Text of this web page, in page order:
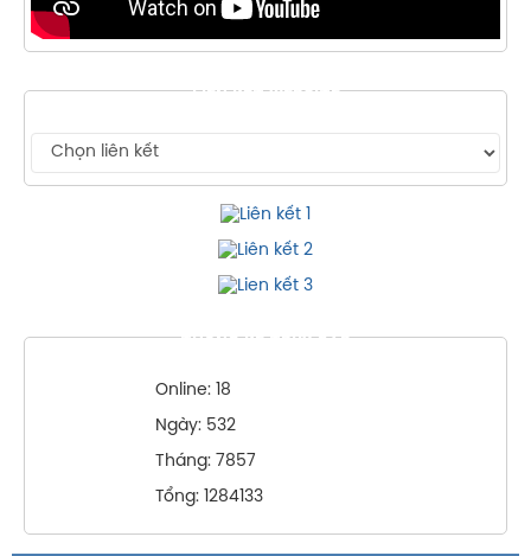
LIÊN KẾT WEBSITE
THỐNG KÊ TRUY CẬP
Online: 18
Ngày: 532
Tháng: 7857
Tổng: 1284133